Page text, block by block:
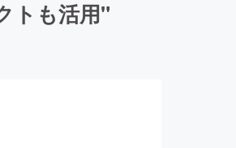
トも活用"